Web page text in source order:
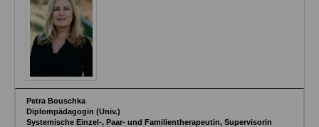
Petra Bouschka
Diplompädagogin (Univ.)
Systemische Einzel-, Paar- und Familientherapeutin, Supervisorin